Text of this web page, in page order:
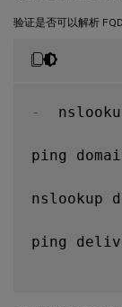
验证是否可以解析
-
ping
nslookup
ping